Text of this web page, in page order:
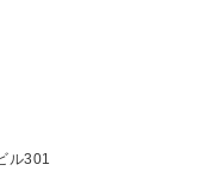
ル301